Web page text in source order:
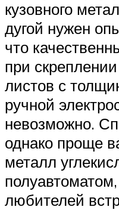
Меню
кузовного
дугой нужен
что
при
листов с
ручной
невозможно.
однако проще
металл
любителей